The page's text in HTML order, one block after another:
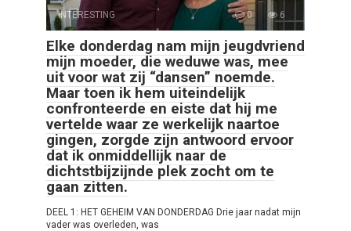
INTERESTING 0 6
Elke donderdag nam mijn jeugdvriend
mijn moeder, die weduwe was, mee
uit voor wat zij “dansen” noemde.
Maar toen ik hem uiteindelijk
confronteerde en eiste dat hij me
vertelde waar ze werkelijk naartoe
gingen, zorgde zijn antwoord ervoor
dat ik onmiddellijk naar de
dichtstbijzijnde plek zocht om te
gaan zitten.
DEEL 1: HET GEHEIM VAN DONDERDAG Drie jaar nadat mijn
vader was overleden, was